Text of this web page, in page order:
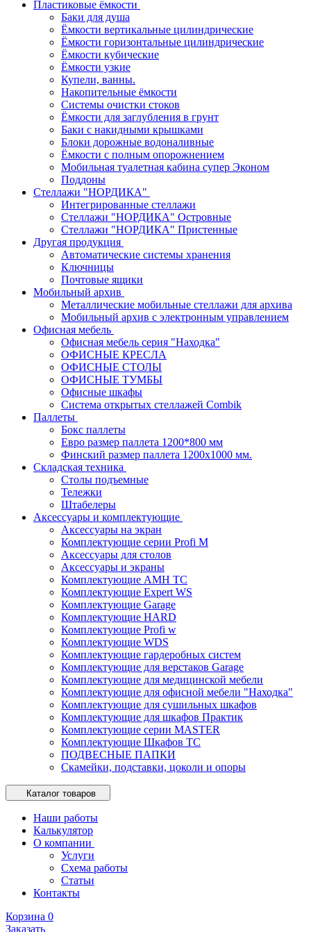
Пластиковые ёмкости
Баки для душа
Ёмкости вертикальные цилиндрические
Ёмкости горизонтальные цилиндрические
Ёмкости кубические
Ёмкости узкие
Купели, ванны.
Накопительные ёмкости
Системы очистки стоков
Ёмкости для заглубления в грунт
Баки с накидными крышками
Блоки дорожные водоналивные
Ёмкости с полным опорожнением
Мобильная туалетная кабина супер Эконом
Поддоны
Стеллажи "НОРДИКА"
Интегрированные стеллажи
Стеллажи "НОРДИКА" Островные
Стеллажи "НОРДИКА" Пристенные
Другая продукция
Автоматические системы хранения
Ключницы
Почтовые ящики
Мобильный архив
Металлические мобильные стеллажи для архива
Мобильный архив с электронным управлением
Офисная мебель
Офисная мебель серия "Находка"
ОФИСНЫЕ КРЕСЛА
ОФИСНЫЕ СТОЛЫ
ОФИСНЫЕ ТУМБЫ
Офисные шкафы
Система открытых стеллажей Combik
Паллеты
Бокс паллеты
Евро размер паллета 1200*800 мм
Финский размер паллета 1200х1000 мм.
Складская техника
Столы подъемные
Тележки
Штабелеры
Аксессуары и комплектующие
Аксессуары на экран
Комплектующие серии Profi M
Аксессуары для столов
Аксессуары и экраны
Комплектующие AMH TC
Комплектующие Expert WS
Комплектующие Garage
Комплектующие HARD
Комплектующие Profi w
Комплектующие WDS
Комплектующие гардеробных систем
Комплектующие для верстаков Garage
Комплектующие для медицинской мебели
Комплектующие для офисной мебели "Находка"
Комплектующие для сушильных шкафов
Комплектующие для шкафов Практик
Комплектующие серии MASTER
Комплектующие Шкафов ТС
ПОДВЕСНЫЕ ПАПКИ
Скамейки, подставки, цоколи и опоры
Каталог товаров
Наши работы
Калькулятор
О компании
Услуги
Схема работы
Статьи
Контакты
Корзина 0
Заказать